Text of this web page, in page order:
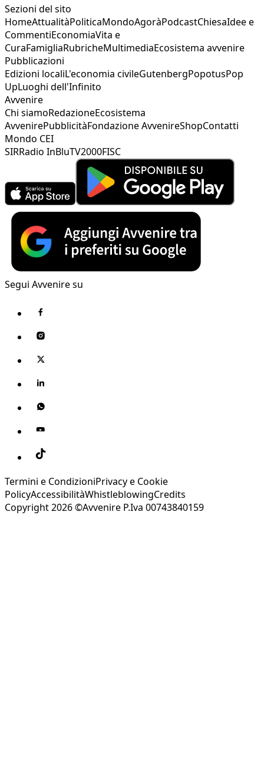
Sezioni del sito
HomeAttualitàPoliticaMondoAgoràPodcastChiesaIdee e
CommentiEconomiaVita e
CuraFamigliaRubricheMultimediaEcosistema avvenire
Pubblicazioni
Edizioni localiL'economia civileGutenbergPopotusPop
UpLuoghi dell'Infinito
Avvenire
Chi siamoRedazioneEcosistema
AvvenirePubblicitàFondazione AvvenireShopContatti
Mondo CEI
SIRRadio InBluTV2000FISC
Segui Avvenire su
Termini e CondizioniPrivacy e Cookie
PolicyAccessibilitàWhistleblowingCredits
Copyright 2026 ©Avvenire P.Iva 00743840159